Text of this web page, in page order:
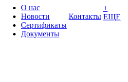
О нас
Новости
Сертификаты
Документы
Контакты
+
ЕЩЕ